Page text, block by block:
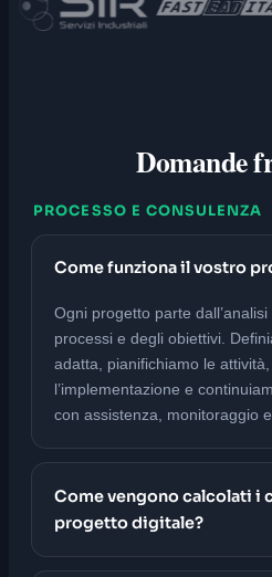
Domande
PROCESSO E CONSULENZA
Come funziona il vostro
Ogni progetto parte
processi e degli obiettivi.
adatta, pianifichiamo le
l’implementazione e
con assistenza, monitoraggio
Come vengono calcolati i
progetto digitale?